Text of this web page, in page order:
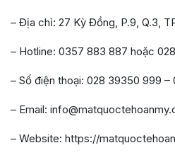
– Địa chỉ: 27 Kỳ Đồng, P.9, Q.3,
– Hotline: 0357 883 887 hoặc
– Số điện thoại: 028 39350 999
– Email:
– Website: https://